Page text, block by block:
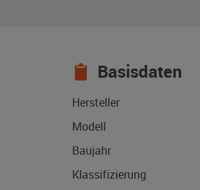
Basisdaten
Hersteller
Modell
Baujahr
Klassifizierung